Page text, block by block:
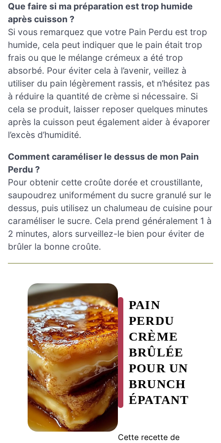
Que faire si ma préparation est trop humide
après cuisson ?
Si vous remarquez que votre Pain Perdu est trop
humide, cela peut indiquer que le pain était trop
frais ou que le mélange crémeux a été trop
absorbé. Pour éviter cela à l’avenir, veillez à
utiliser du pain légèrement rassis, et n’hésitez pas
à réduire la quantité de crème si nécessaire. Si
cela se produit, laisser reposer quelques minutes
après la cuisson peut également aider à évaporer
l’excès d’humidité.
Comment caraméliser le dessus de mon Pain
Perdu ?
Pour obtenir cette croûte dorée et croustillante,
saupoudrez uniformément du sucre granulé sur le
dessus, puis utilisez un chalumeau de cuisine pour
caraméliser le sucre. Cela prend généralement 1 à
2 minutes, alors surveillez-le bien pour éviter de
brûler la bonne croûte.
PAIN
PERDU
CRÈME
BRÛLÉE
POUR UN
BRUNCH
ÉPATANT
Cette recette de